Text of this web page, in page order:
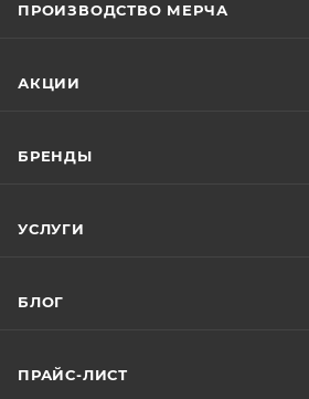
ПРОИЗВОДСТВО МЕРЧА
АКЦИИ
БРЕНДЫ
УСЛУГИ
БЛОГ
ПРАЙС-ЛИСТ